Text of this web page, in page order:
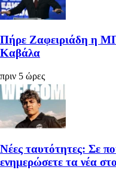
Πήρε Ζαφειριάδη η
Καβάλα
πριν 5 ώρες
Νέες ταυτότητες: Σε
ενημερώσετε τα νέα